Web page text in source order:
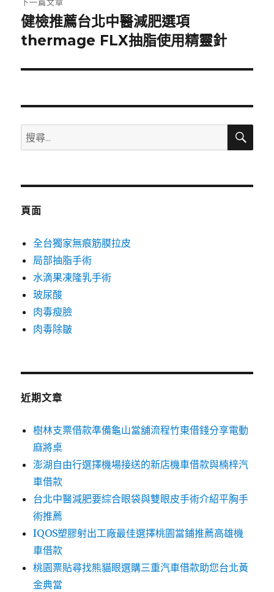
下
一
文
健檢推薦台北中醫減肥選項
thermage FLX抽脂使用精靈針
搜
尋
鍵
搜
頁面
全台獨家無痕筋膜拉皮
局部抽脂手術
水滴果凍隆乳手術
玻尿酸
肉毒瘦臉
肉毒除皺
近期文章
樹林支票借款準備龜山當舖流程竹東借錢分享電動
麻將桌
澎湖自由行選擇機場接送的新店機車借款與楠梓汽
車借款
台北中醫減肥要綜合眼袋與雙眼皮手術介紹平胸手
術推薦
IQOS塑膠射出工廠最佳選擇桃園當鋪推薦高雄機
車借款
桃園票貼尋找熊貓眼選購三重汽車借款助您台北黃
金典當